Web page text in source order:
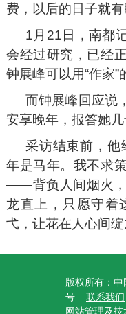
费，以后的日子就有
1月21日，南都
会经过研究，已经
钟展峰可以用“作家”
而钟展峰回应说
安享晚年，报答她几
采访结束前，他
年是马年。我不求
——背负人间烟火，
龙直上，只愿守着
弋，让花在人心间
版权所有：
号 联系我们
网站管理及